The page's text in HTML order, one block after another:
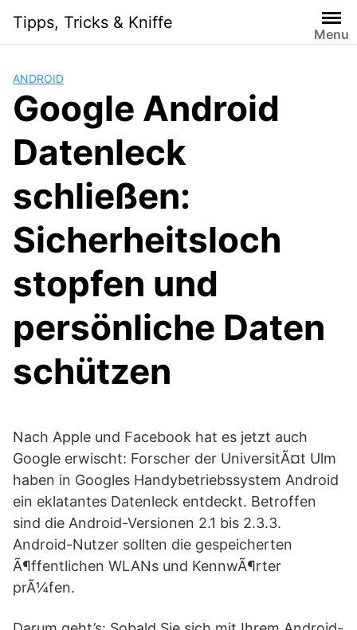
content
Tipps, Tricks & Kniffe
Menu
ANDROID
Google Android
Datenleck
schließen:
Sicherheitsloch
stopfen und
persönliche Daten
schützen
Nach Apple und Facebook hat es jetzt auch
Google erwischt: Forscher der UniversitÃ¤t Ulm
haben in Googles Handybetriebssystem Android
ein eklatantes Datenleck entdeckt. Betroffen
sind die Android-Versionen 2.1 bis 2.3.3.
Android-Nutzer sollten die gespeicherten
Ã¶ffentlichen WLANs und KennwÃ¶rter
prÃ¼fen.